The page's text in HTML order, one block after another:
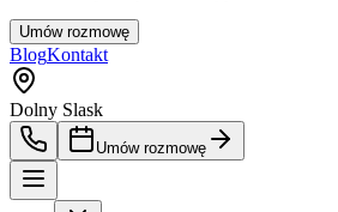
Umów rozmowę
BlogKontakt
Dolny Slask
Umów rozmowę